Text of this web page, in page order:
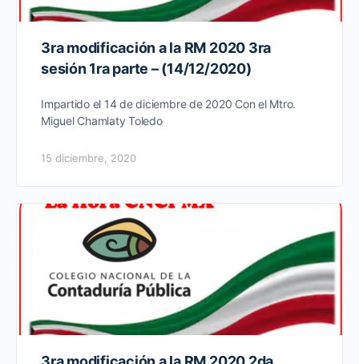
3ra modificación a la RM 2020 3ra
sesión 1ra parte – (14/12/2020)
Impartido el 14 de diciembre de 2020 Con el Mtro.
Miguel Chamlaty Toledo
15 diciembre, 2020